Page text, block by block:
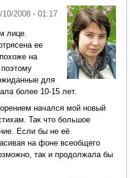
10/2008 - 01:17
лице.
ее
на
для
более 10-15 лет.
начался мой новый
Так что большое
Если бы не её
на фоне всеобщего
так и продолжала бы